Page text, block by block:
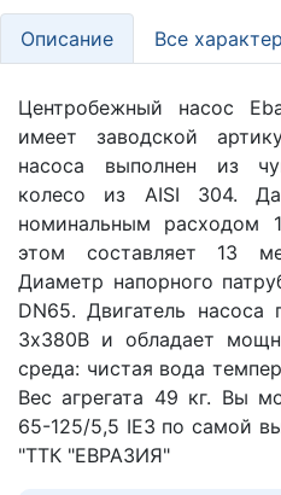
Описание Все
Центробежный насос
имеет заводской
насоса выполнен из
колесо из AISI 304.
номинальным расходом
этом составляет 13
Диаметр напорного
DN65. Двигатель насоса
3х380В и обладает
среда: чистая вода
Вес агрегата 49 кг. Вы
65-125/5,5 IE3 по самой
"ТТК "ЕВРАЗИЯ"